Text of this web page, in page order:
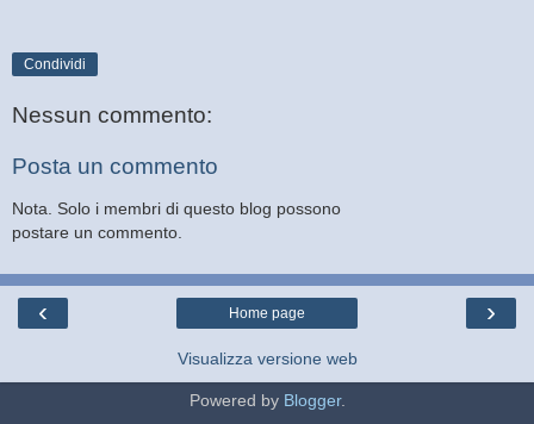
Condividi
Nessun commento:
Posta un commento
Nota. Solo i membri di questo blog possono
postare un commento.
‹ ›
Home page
Visualizza versione web
Powered by Blogger.